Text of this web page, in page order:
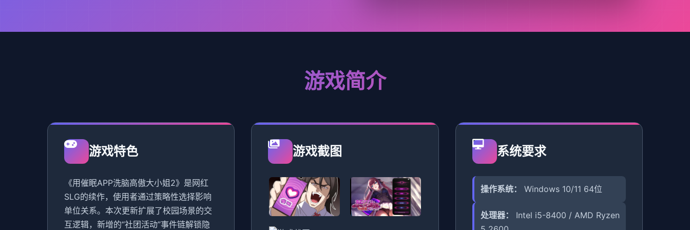
游戏简介
游戏特色
《用催眠APP洗脑高傲大小姐2》是网红
SLG的续作，使用者通过策略性选择影响
单位关系。本次更新扩展了校园场景的交
互逻辑，新增的“社团活动”事件链解锁隐
游戏截图 系统要求
操作系统： Windows 10/11 64位
处理器：
Intel i5-8400 / AMD Ryzen